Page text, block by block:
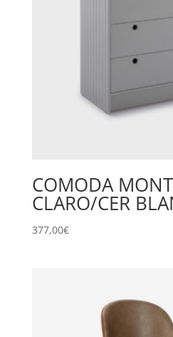
COMODA
CLARO/CER
377,00€